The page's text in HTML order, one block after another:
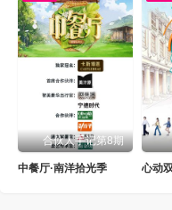
合伙人手记第8期
中餐厅·南洋拾光季 心动